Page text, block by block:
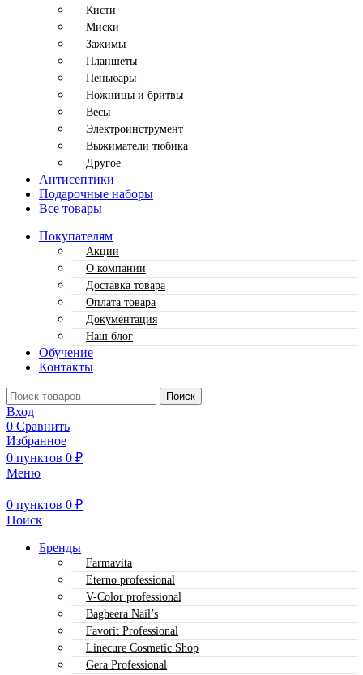
Кисти
Миски
Зажимы
Планшеты
Пеньюары
Ножницы и бритвы
Весы
Электроинструмент
Выжиматели тюбика
Другое
Антисептики
Подарочные наборы
Все товары
Покупателям
Акции
О компании
Доставка товара
Оплата товара
Документация
Наш блог
Обучение
Контакты
Поиск
Вход
0 Сравнить
Избранное
0 пунктов 0 ₽
Меню
0 пунктов 0 ₽
Поиск
Бренды
Farmavita
Eterno professional
V-Color professional
Bagheera Nail’s
Favorit Professional
Linecure Cosmetic Shop
Gera Professional